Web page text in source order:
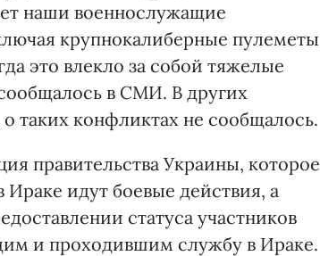
наши военнослужащие
крупнокалиберные пулеметы
это влекло за собой тяжелые
в СМИ. В других
таких конфликтах не сообщалось.
правительства Украины, которое
Ираке идут боевые действия, а
статуса участников
и проходившим службу в Ираке.